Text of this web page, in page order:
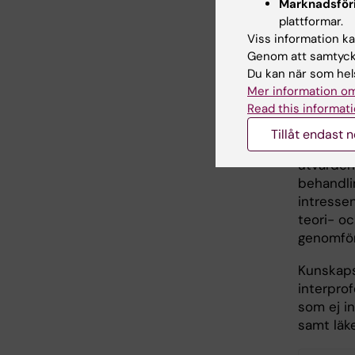
och
ohälsa
teori-
som ej
samt
plattformar.
Viss information
Genom att
Du kan när som
Mer information
Read this
Tillåt endast